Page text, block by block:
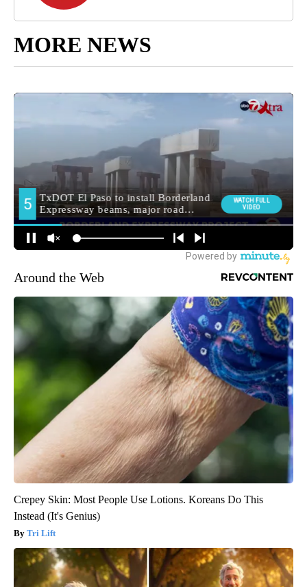
MORE NEWS
Around the Web
Crepey Skin: Most People Use Lotions. Koreans Do This
Instead (It's Genius)
Tri Lift